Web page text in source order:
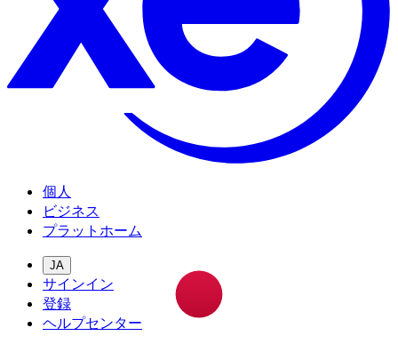
個人
ビジネス
プラットホーム
JA
サインイン
登録
ヘルプセンター